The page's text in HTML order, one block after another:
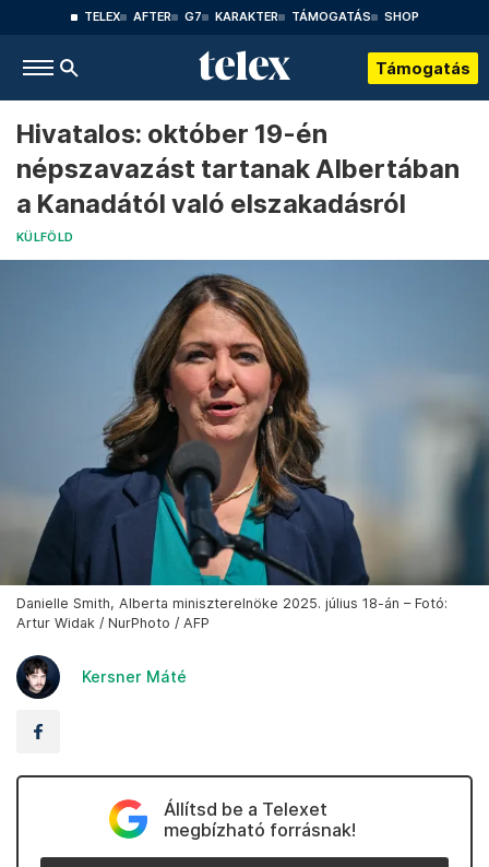
TELEX AFTER G7 KARAKTER TÁMOGATÁS SHOP
Támogatás
Hivatalos: október 19-én
népszavazást tartanak Albertában
a Kanadától való elszakadásról
KÜLFÖLD
Danielle Smith, Alberta miniszterelnöke 2025. július 18-án – Fotó:
Artur Widak / NurPhoto / AFP
Kersner Máté
Állítsd be a Telexet
megbízható forrásnak!